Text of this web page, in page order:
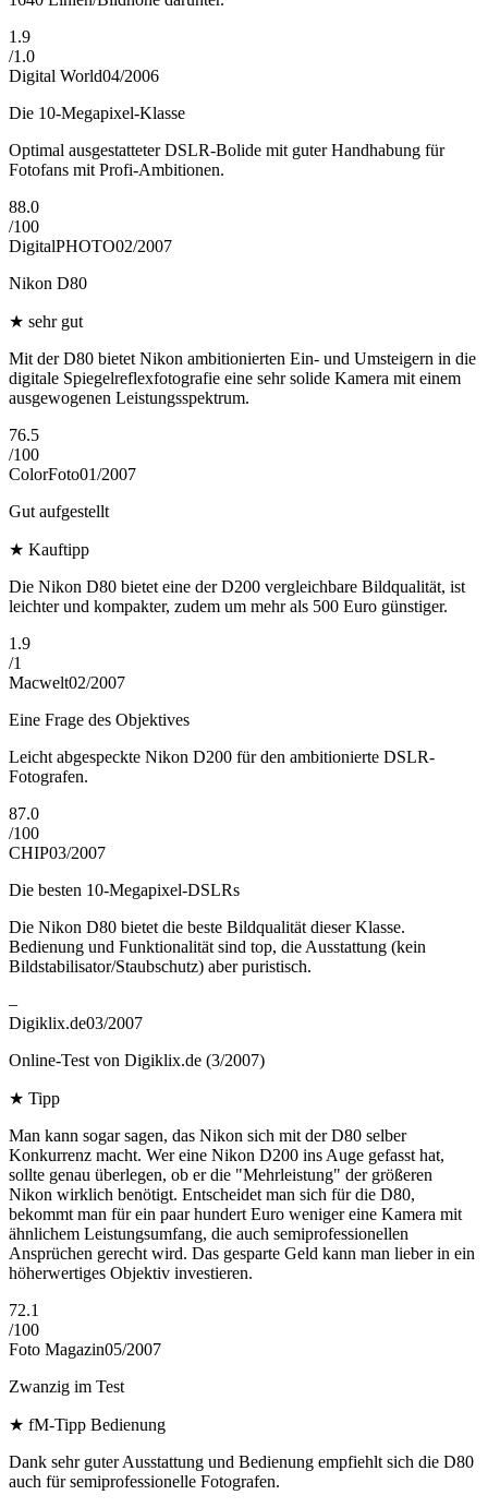
1.9
/1.0
Digital World04/2006
Die 10-Megapixel-Klasse
Optimal ausgestatteter DSLR-Bolide mit guter Handhabung für
Fotofans mit Profi-Ambitionen.
88.0
/100
DigitalPHOTO02/2007
Nikon D80
★ sehr gut
Mit der D80 bietet Nikon ambitionierten Ein- und Umsteigern in die
digitale Spiegelreflexfotografie eine sehr solide Kamera mit einem
ausgewogenen Leistungsspektrum.
76.5
/100
ColorFoto01/2007
Gut aufgestellt
★ Kauftipp
Die Nikon D80 bietet eine der D200 vergleichbare Bildqualität, ist
leichter und kompakter, zudem um mehr als 500 Euro günstiger.
1.9
/1
Macwelt02/2007
Eine Frage des Objektives
Leicht abgespeckte Nikon D200 für den ambitionierte DSLR-
Fotografen.
87.0
/100
CHIP03/2007
Die besten 10-Megapixel-DSLRs
Die Nikon D80 bietet die beste Bildqualität dieser Klasse.
Bedienung und Funktionalität sind top, die Ausstattung (kein
Bildstabilisator/Staubschutz) aber puristisch.
–
Digiklix.de03/2007
Online-Test von Digiklix.de (3/2007)
★ Tipp
Man kann sogar sagen, das Nikon sich mit der D80 selber
Konkurrenz macht. Wer eine Nikon D200 ins Auge gefasst hat,
sollte genau überlegen, ob er die "Mehrleistung" der größeren
Nikon wirklich benötigt. Entscheidet man sich für die D80,
bekommt man für ein paar hundert Euro weniger eine Kamera mit
ähnlichem Leistungsumfang, die auch semiprofessionellen
Ansprüchen gerecht wird. Das gesparte Geld kann man lieber in ein
höherwertiges Objektiv investieren.
72.1
/100
Foto Magazin05/2007
Zwanzig im Test
★ fM-Tipp Bedienung
Dank sehr guter Ausstattung und Bedienung empfiehlt sich die D80
auch für semiprofessionelle Fotografen.